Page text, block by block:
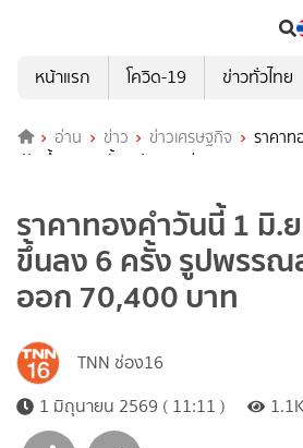
หน้าแรก
โควิด-19 ข่าวทั่วไทย
อ่าน ข่าว ข่าวเศรษฐกิจ
ราคา
ปรับขึ้นลง 6 ครั้ง รูปพรรณล่าสุดขายออก
ราคาทองคำวันนี้ 1 มิ.
ขึ้นลง 6 ครั้ง รูปพรร
ออก 70,400 บาท
TNN ช่อง16
1 มิถุนายน 2569 ( 11:11 )
1.1K